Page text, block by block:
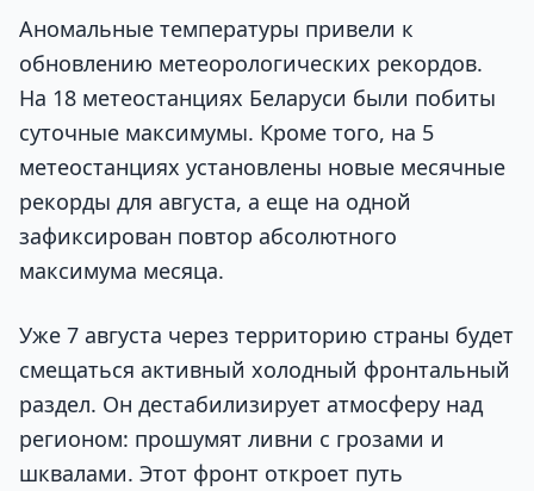
Аномальные температуры привели к
обновлению метеорологических рекордов.
На 18 метеостанциях Беларуси были побиты
суточные максимумы. Кроме того, на 5
метеостанциях установлены новые месячные
рекорды для августа, а еще на одной
зафиксирован повтор абсолютного
максимума месяца.
Уже 7 августа через территорию страны будет
смещаться активный холодный фронтальный
раздел. Он дестабилизирует атмосферу над
регионом: прошумят ливни с грозами и
шквалами. Этот фронт откроет путь